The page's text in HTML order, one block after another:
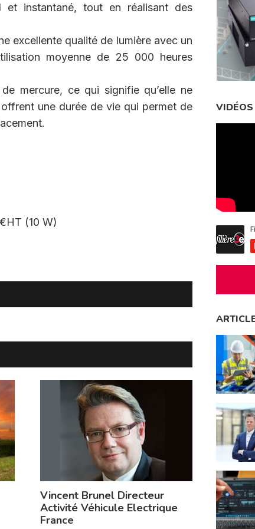
et instantané, tout en réalisant des
excellente qualité de lumière avec un
moyenne de 25 000 heures
mercure, ce qui signifie qu’elle ne
une durée de vie qui permet de
(10 W)
Vincent Brunel Directeur
Activité Véhicule Electrique
France
VIDÉOS